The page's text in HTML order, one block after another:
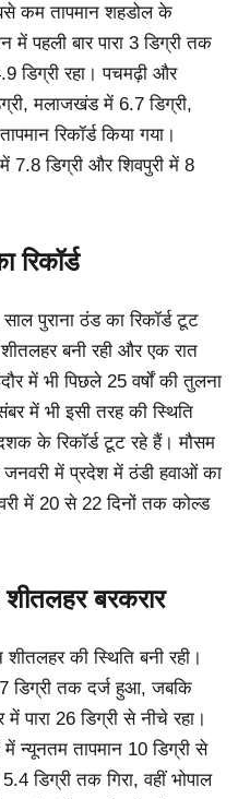
कम तापमान शहडोल के
पहली बार पारा 3 डिग्री तक
डिग्री रहा। पचमढ़ी और
मलाजखंड में 6.7 डिग्री,
रिकॉर्ड किया गया।
में 7.8 डिग्री और शिवपुरी में 8
रिकॉर्ड
पुराना ठंड का रिकॉर्ड टूट
बनी रही और एक रात
में भी पिछले 25 वर्षों की तुलना
में भी इसी तरह की स्थिति
के रिकॉर्ड टूट रहे हैं। मौसम
जनवरी में प्रदेश में ठंडी हवाओं का
में 20 से 22 दिनों तक कोल्ड
शीतलहर बरकरार
की स्थिति बनी रही।
डिग्री तक दर्ज हुआ, जबकि
पारा 26 डिग्री से नीचे रहा।
न्यूनतम तापमान 10 डिग्री से
डिग्री तक गिरा, वहीं भोपाल